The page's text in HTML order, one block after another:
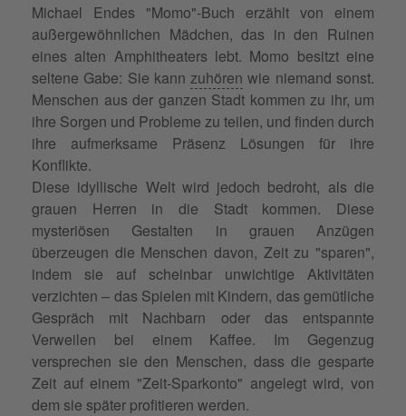
Michael Endes "Momo"-Buch erzählt von einem
außergewöhnlichen Mädchen, das in den Ruinen
eines alten Amphitheaters lebt. Momo besitzt eine
seltene Gabe: Sie kannzuhören wie niemand sonst.
Menschen aus der ganzen Stadt kommen zu ihr, um
ihre Sorgen und Probleme zu teilen, und finden durch
ihre aufmerksame Präsenz Lösungen für ihre
Konflikte.
Diese idyllische Welt wird jedoch bedroht, als die
grauen Herren in die Stadt kommen. Diese
mysteriösen Gestalten in grauen Anzügen
überzeugen die Menschen davon, Zeit zu "sparen",
indem sie auf scheinbar unwichtige Aktivitäten
verzichten – das Spielen mit Kindern, das gemütliche
Gespräch mit Nachbarn oder das entspannte
Verweilen bei einem Kaffee. Im Gegenzug
versprechen sie den Menschen, dass die gesparte
Zeit auf einem "Zeit-Sparkonto" angelegt wird, von
dem sie später profitieren werden.